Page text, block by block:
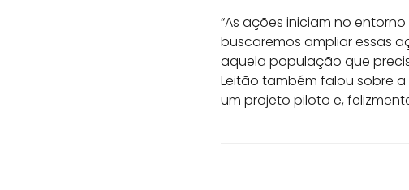
“As ações iniciam no
buscaremos ampliar essas
aquela população que
Leitão também falou sobre
um projeto piloto e,